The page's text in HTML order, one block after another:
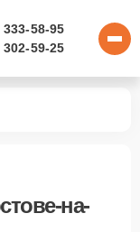
333-58-95
302-59-25
на-